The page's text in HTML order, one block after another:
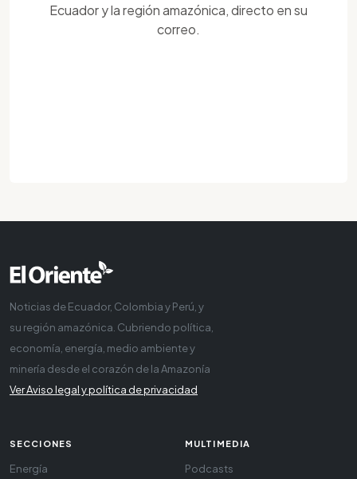
Ecuador y la región amazónica, directo en su
correo.
Noticias de Ecuador, Colombia y Perú, y
su región amazónica. Cubriendo política,
economía, energía, medio ambiente y
minería desde el corazón de la Amazonía
Ver Aviso legal y política de privacidad
SECCIONES
Energía
MULTIMEDIA
Podcasts